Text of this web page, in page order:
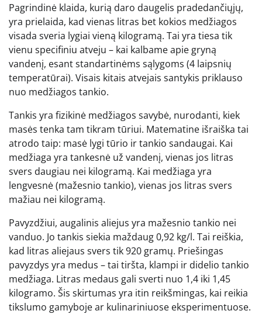
Pagrindinė klaida, kurią daro daugelis pradedančiųjų,
yra prielaida, kad vienas litras bet kokios medžiagos
visada sveria lygiai vieną kilogramą. Tai yra tiesa tik
vienu specifiniu atveju – kai kalbame apie gryną
vandenį, esant standartinėms sąlygoms (4 laipsnių
temperatūrai). Visais kitais atvejais santykis priklauso
nuo medžiagos tankio.
Tankis yra fizikinė medžiagos savybė, nurodanti, kiek
masės tenka tam tikram tūriui. Matematine išraiška tai
atrodo taip: masė lygi tūrio ir tankio sandaugai. Kai
medžiaga yra tankesnė už vandenį, vienas jos litras
svers daugiau nei kilogramą. Kai medžiaga yra
lengvesnė (mažesnio tankio), vienas jos litras svers
mažiau nei kilogramą.
Pavyzdžiui, augalinis aliejus yra mažesnio tankio nei
vanduo. Jo tankis siekia maždaug 0,92 kg/l. Tai reiškia,
kad litras aliejaus svers tik 920 gramų. Priešingas
pavyzdys yra medus – tai tiršta, klampi ir didelio tankio
medžiaga. Litras medaus gali sverti nuo 1,4 iki 1,45
kilogramo. Šis skirtumas yra itin reikšmingas, kai reikia
tikslumo gamyboje ar kulinariniuose eksperimentuose.